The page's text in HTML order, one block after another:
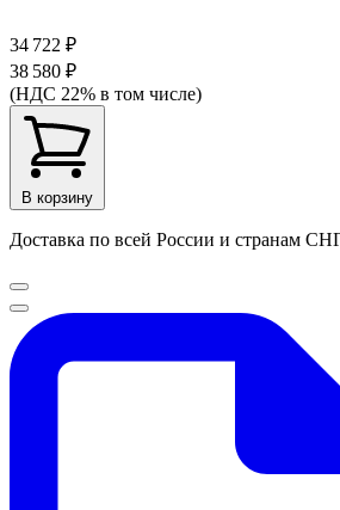
34 722 ₽
38 580 ₽
(НДС 22% в том числе)
В корзину
Доставка по всей России и странам